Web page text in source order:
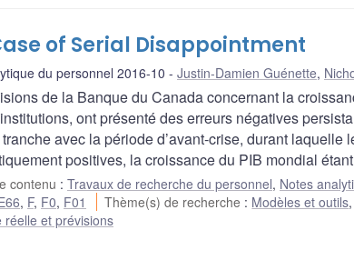
of Serial Disappointment
du personnel 2016-10 Justin-Damien Guénette,
de la Banque du Canada concernant la
ont présenté des erreurs négatives
avec la période d’avant-crise, durant laquelle
positives, la croissance du PIB mondial
contenu : Travaux de recherche du personnel, Notes
, F, F0, F01 Thème(s) de recherche : Modèles et outils,
réelle et prévisions